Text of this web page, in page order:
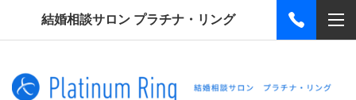
結婚相談サロン プラチナ・リング